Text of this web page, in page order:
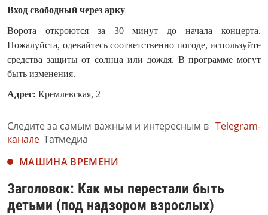
Вход свободный через арку
Ворота откроются за 30 минут до начала концерта.
Пожалуйста, одевайтесь соответственно погоде, используйте
средства защиты от солнца или дождя. В программе могут
быть изменения.
Адрес: Кремлевская, 2
Следите за самым важным и интересным в Telegram-
канале Татмедиа
МАШИНА ВРЕМЕНИ
Заголовок: Как мы перестали быть
детьми (под надзором взрослых)